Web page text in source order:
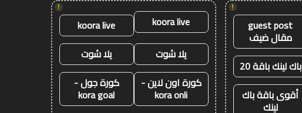
!
guest post
مقال ضيف
باك لينك باقة 20
أقوى باقة باك
لينك
!
koora live
koora live
يلا شوت
يلا شوت
كورة اون لاين -
kora onli
كورة جول -
kora goal